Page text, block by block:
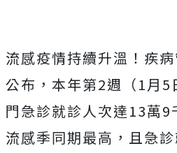
流感疫情持續升溫！疾
公布，本年第2週（1月
門急診就診人次達13萬9
流感季同期最高，且急